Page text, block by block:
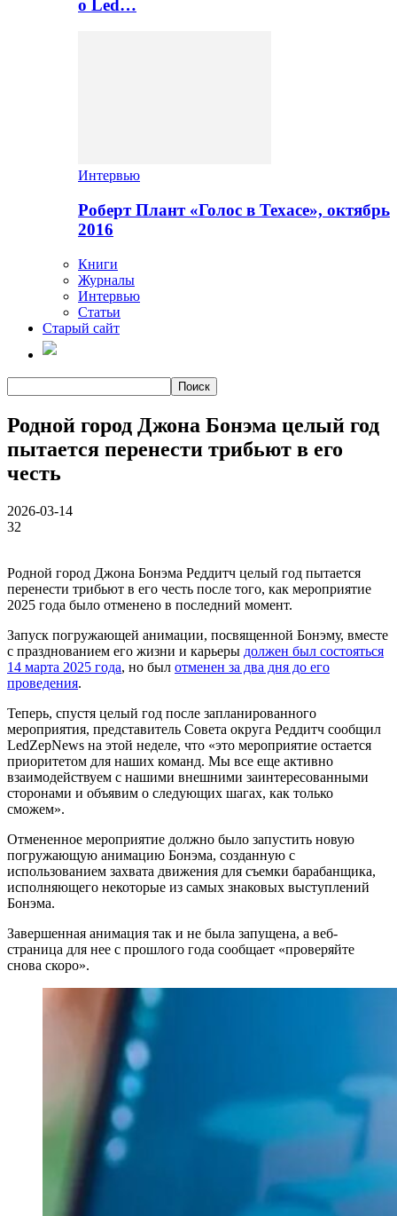
о Led…
Интервью
Роберт Плант «Голос в Техасе», октябрь
2016
Книги
Журналы
Интервью
Статьи
Старый сайт
Родной город Джона Бонэма целый год
пытается перенести трибьют в его
честь
2026-03-14
32
Родной город Джона Бонэма Реддитч целый год пытается
перенести трибьют в его честь после того, как мероприятие
2025 года было отменено в последний момент.
Запуск погружающей анимации, посвященной Бонэму, вместе
с празднованием его жизни и карьеры должен был состояться
14 марта 2025 года, но был отменен за два дня до его
проведения.
Теперь, спустя целый год после запланированного
мероприятия, представитель Совета округа Реддитч сообщил
LedZepNews на этой неделе, что «это мероприятие остается
приоритетом для наших команд. Мы все еще активно
взаимодействуем с нашими внешними заинтересованными
сторонами и объявим о следующих шагах, как только
сможем».
Отмененное мероприятие должно было запустить новую
погружающую анимацию Бонэма, созданную с
использованием захвата движения для съемки барабанщика,
исполняющего некоторые из самых знаковых выступлений
Бонэма.
Завершенная анимация так и не была запущена, а веб-
страница для нее с прошлого года сообщает «проверяйте
снова скоро».